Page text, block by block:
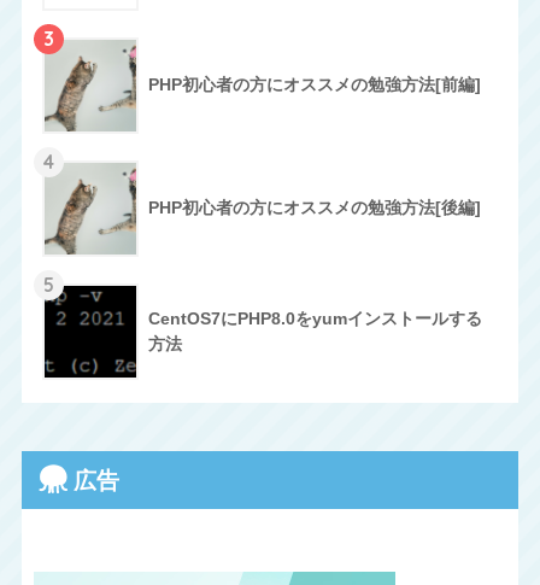
3
PHP初心者の方にオススメの勉強方法[前編]
4
PHP初心者の方にオススメの勉強方法[後編]
5
CentOS7にPHP8.0をyumインストールする
方法
広告